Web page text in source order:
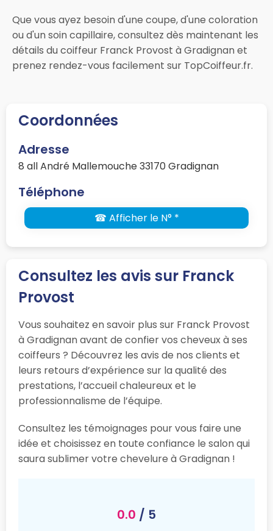
Que vous ayez besoin d'une coupe, d'une coloration
ou d'un soin capillaire, consultez dès maintenant les
détails du coiffeur Franck Provost à Gradignan et
prenez rendez-vous facilement sur TopCoiffeur.fr.
Coordonnées
Adresse
8 all André Mallemouche 33170 Gradignan
Téléphone
☎ Afficher le N° *
Consultez les avis sur Franck
Provost
Vous souhaitez en savoir plus sur Franck Provost
à Gradignan avant de confier vos cheveux à ses
coiffeurs ? Découvrez les avis de nos clients et
leurs retours d’expérience sur la qualité des
prestations, l’accueil chaleureux et le
professionnalisme de l’équipe.
Consultez les témoignages pour vous faire une
idée et choisissez en toute confiance le salon qui
saura sublimer votre chevelure à Gradignan !
0.0 / 5